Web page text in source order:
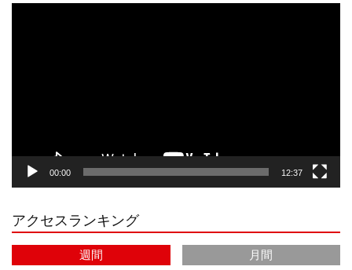
r
a
e
C
00:00 12:37
アクセスランキング
週間
月間